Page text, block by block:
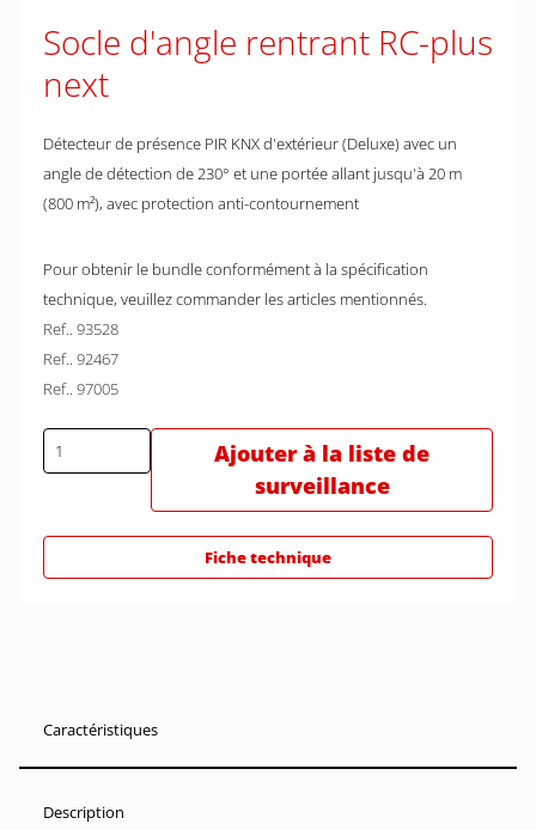
Socle d'angle rentrant RC-plus
next
Détecteur de présence PIR KNX d'extérieur (Deluxe) avec un
angle de détection de 230° et une portée allant jusqu'à 20 m
(800 m²), avec protection anti-contournement
Pour obtenir le bundle conformément à la spécification
technique, veuillez commander les articles mentionnés.
Ref.. 93528
Ref.. 92467
Ref.. 97005
Ajouter à la liste de
surveillance
Fiche technique
Caractéristiques
Description